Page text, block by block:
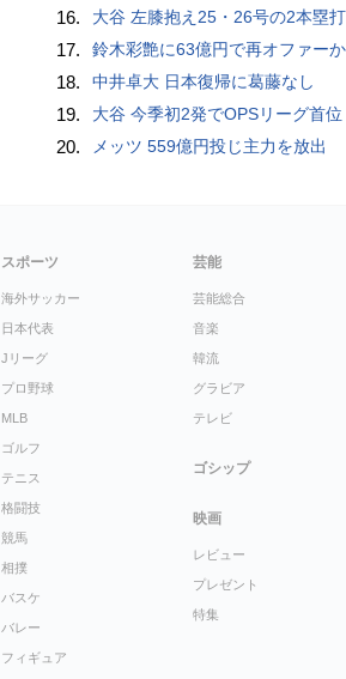
16. 大谷 左膝抱え25・26号の2本塁打
17. 鈴木彩艶に63億円で再オファーか
18. 中井卓大 日本復帰に葛藤なし
19. 大谷 今季初2発でOPSリーグ首位
20. メッツ 559億円投じ主力を放出
スポーツ
海外サッカー
日本代表
Jリーグ
プロ野球
MLB
ゴルフ
テニス
格闘技
競馬
相撲
バスケ
バレー
フィギュア
芸能
芸能総合
音楽
韓流
グラビア
テレビ
ゴシップ
映画
レビュー
プレゼント
特集